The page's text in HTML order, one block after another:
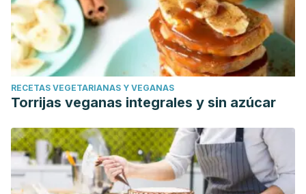
RECETAS VEGETARIANAS Y VEGANAS
Torrijas veganas integrales y sin azúcar